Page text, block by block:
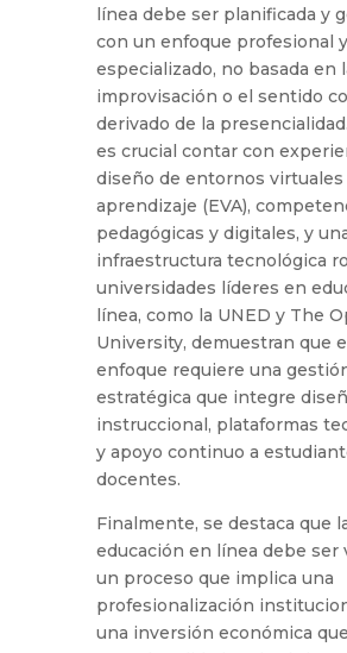
línea debe ser planificada y
con un enfoque profesional y
especializado, no basada en
improvisación o el sentido
derivado de la
es crucial contar con
diseño de entornos virtuales
aprendizaje (EVA),
pedagógicas y digitales, y
infraestructura tecnológica
universidades líderes en
línea, como la UNED y The
University, demuestran que
enfoque requiere una
estratégica que integre
instruccional, plataformas
y apoyo continuo a
docentes.
Finalmente, se destaca que
educación en línea debe ser
un proceso que implica una
profesionalización
una inversión económica